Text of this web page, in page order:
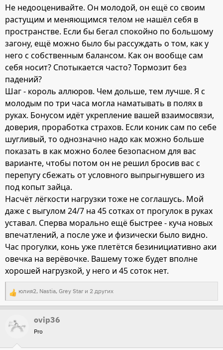
Не недооценивайте. Он молодой, он ещё со своим
растущим и меняющимся телом не нашёл себя в
пространстве. Если бы бегал спокойно по большому
загону, ещё можно было бы рассуждать о том, как у
него с собственным балансом. Как он вообще сам
себя носит? Спотыкается часто? Тормозит без
падений?
Шаг - король аллюров. Чем дольше, тем лучше. Я с
молодым по три часа могла наматывать в полях в
руках. Бонусом идёт укрепление вашей взаимосвязи,
доверия, проработка страхов. Если коник сам по себе
шугливый, то однозначно надо как можно больше
показать в как можно более безопасном для вас
варианте, чтобы потом он не решил бросив вас с
перепугу сбежать от условного выпрыгнувшего из
под копыт зайца.
Насчёт лёгкости нагрузки тоже не соглашусь. Мой
даже с выгулом 24/7 на 45 сотках от прогулок в руках
уставал. Сперва морально ещё быстрее - куча новых
впечатлений, а после уже и физически было видно.
Час прогулки, конь уже плетётся безинициативно аки
овечка на верёвочке. Вашему тоже будет вполне
хорошей нагрузкой, у него и 45 соток нет.
Р
е
а
к
юлия2, Nastia, Grey Starи 2 других
ovip36
Pro